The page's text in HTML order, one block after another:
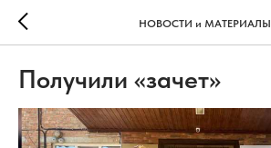
НОВОСТИ и МАТЕРИАЛЫ
Получили «зачет»